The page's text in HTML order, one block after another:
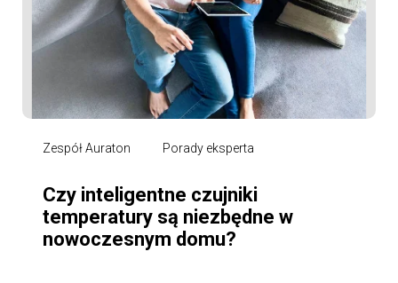
Zespół Auraton Porady eksperta
Czy inteligentne czujniki
temperatury są niezbędne w
nowoczesnym domu?